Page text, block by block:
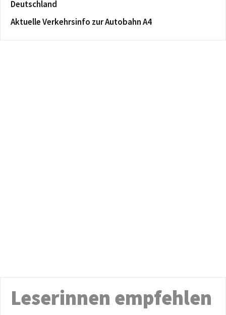
Deutschland
Aktuelle Verkehrsinfo zur Autobahn A4
Leserinnen empfehlen